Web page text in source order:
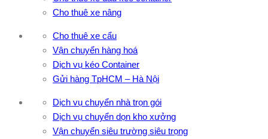
Cho thuê xe nâng
Cho thuê xe cẩu
Vận chuyển hàng hoá
Dịch vụ kéo Container
Gửi hàng TpHCM – Hà Nội
Dịch vụ chuyển nhà trọn gói
Dịch vụ chuyển dọn kho xưởng
Vận chuyển siêu trường siêu trọng